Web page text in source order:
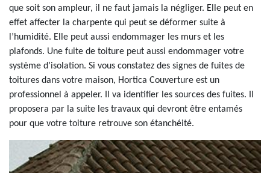
que soit son ampleur, il ne faut jamais la négliger. Elle peut en
effet affecter la charpente qui peut se déformer suite à
l’humidité. Elle peut aussi endommager les murs et les
plafonds. Une fuite de toiture peut aussi endommager votre
système d’isolation. Si vous constatez des signes de fuites de
toitures dans votre maison, Hortica Couverture est un
professionnel à appeler. Il va identifier les sources des fuites. Il
proposera par la suite les travaux qui devront être entamés
pour que votre toiture retrouve son étanchéité.